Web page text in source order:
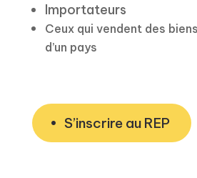
Importateurs
Ceux qui vendent des
d’un pays
S’inscrire au REP